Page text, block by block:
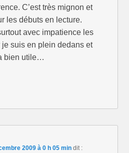
C’est très mignon et
les débuts en lecture.
avec impatience les
je suis en plein dedans et
bien utile…
2009 à 0 h 05 min dit :